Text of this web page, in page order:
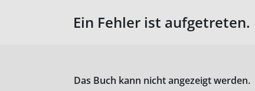
Ein Fehler ist aufgetreten.
Das Buch kann nicht angezeigt werden.